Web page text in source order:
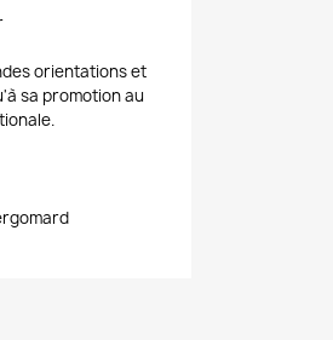
orientations et
sa promotion au